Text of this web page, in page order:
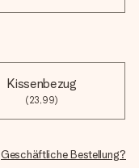
Kissenbezug
(23,99)
Geschäftliche Bestellung?